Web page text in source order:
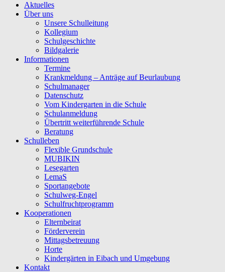
Aktuelles
Über uns
Unsere Schulleitung
Kollegium
Schulgeschichte
Bildgalerie
Informationen
Termine
Krankmeldung – Anträge auf Beurlaubung
Schulmanager
Datenschutz
Vom Kindergarten in die Schule
Schulanmeldung
Übertritt weiterführende Schule
Beratung
Schulleben
Flexible Grundschule
MUBIKIN
Lesegarten
LemaS
Sportangebote
Schulweg-Engel
Schulfruchtprogramm
Kooperationen
Elternbeirat
Förderverein
Mittagsbetreuung
Horte
Kindergärten in Eibach und Umgebung
Kontakt